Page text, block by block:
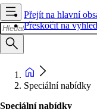
Přejít na hlavní
Přeskočit na
Speciální nabídky
Speciální nabídky